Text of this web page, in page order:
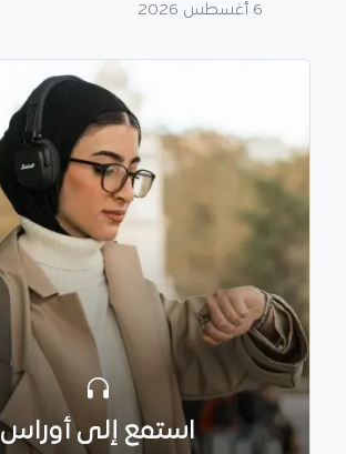
6 أغسطس 2026
استمع إلى أوراس